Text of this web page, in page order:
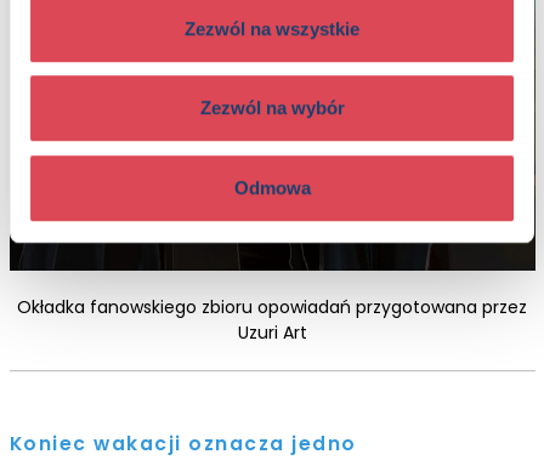
Zezwól na wszystkie
Zezwól na wybór
Odmowa
Okładka fanowskiego zbioru opowiadań przygotowana przez
Uzuri Art
Koniec wakacji oznacza jedno